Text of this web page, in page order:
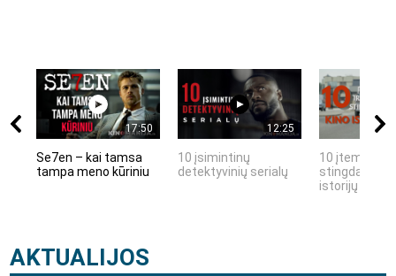
17:50
Se7en – kai tamsa
tampa meno kūriniu
12:25
10 įsimintinų
detektyvinių serialų
10 įtemptų,
stingdančių
istorijų
AKTUALIJOS